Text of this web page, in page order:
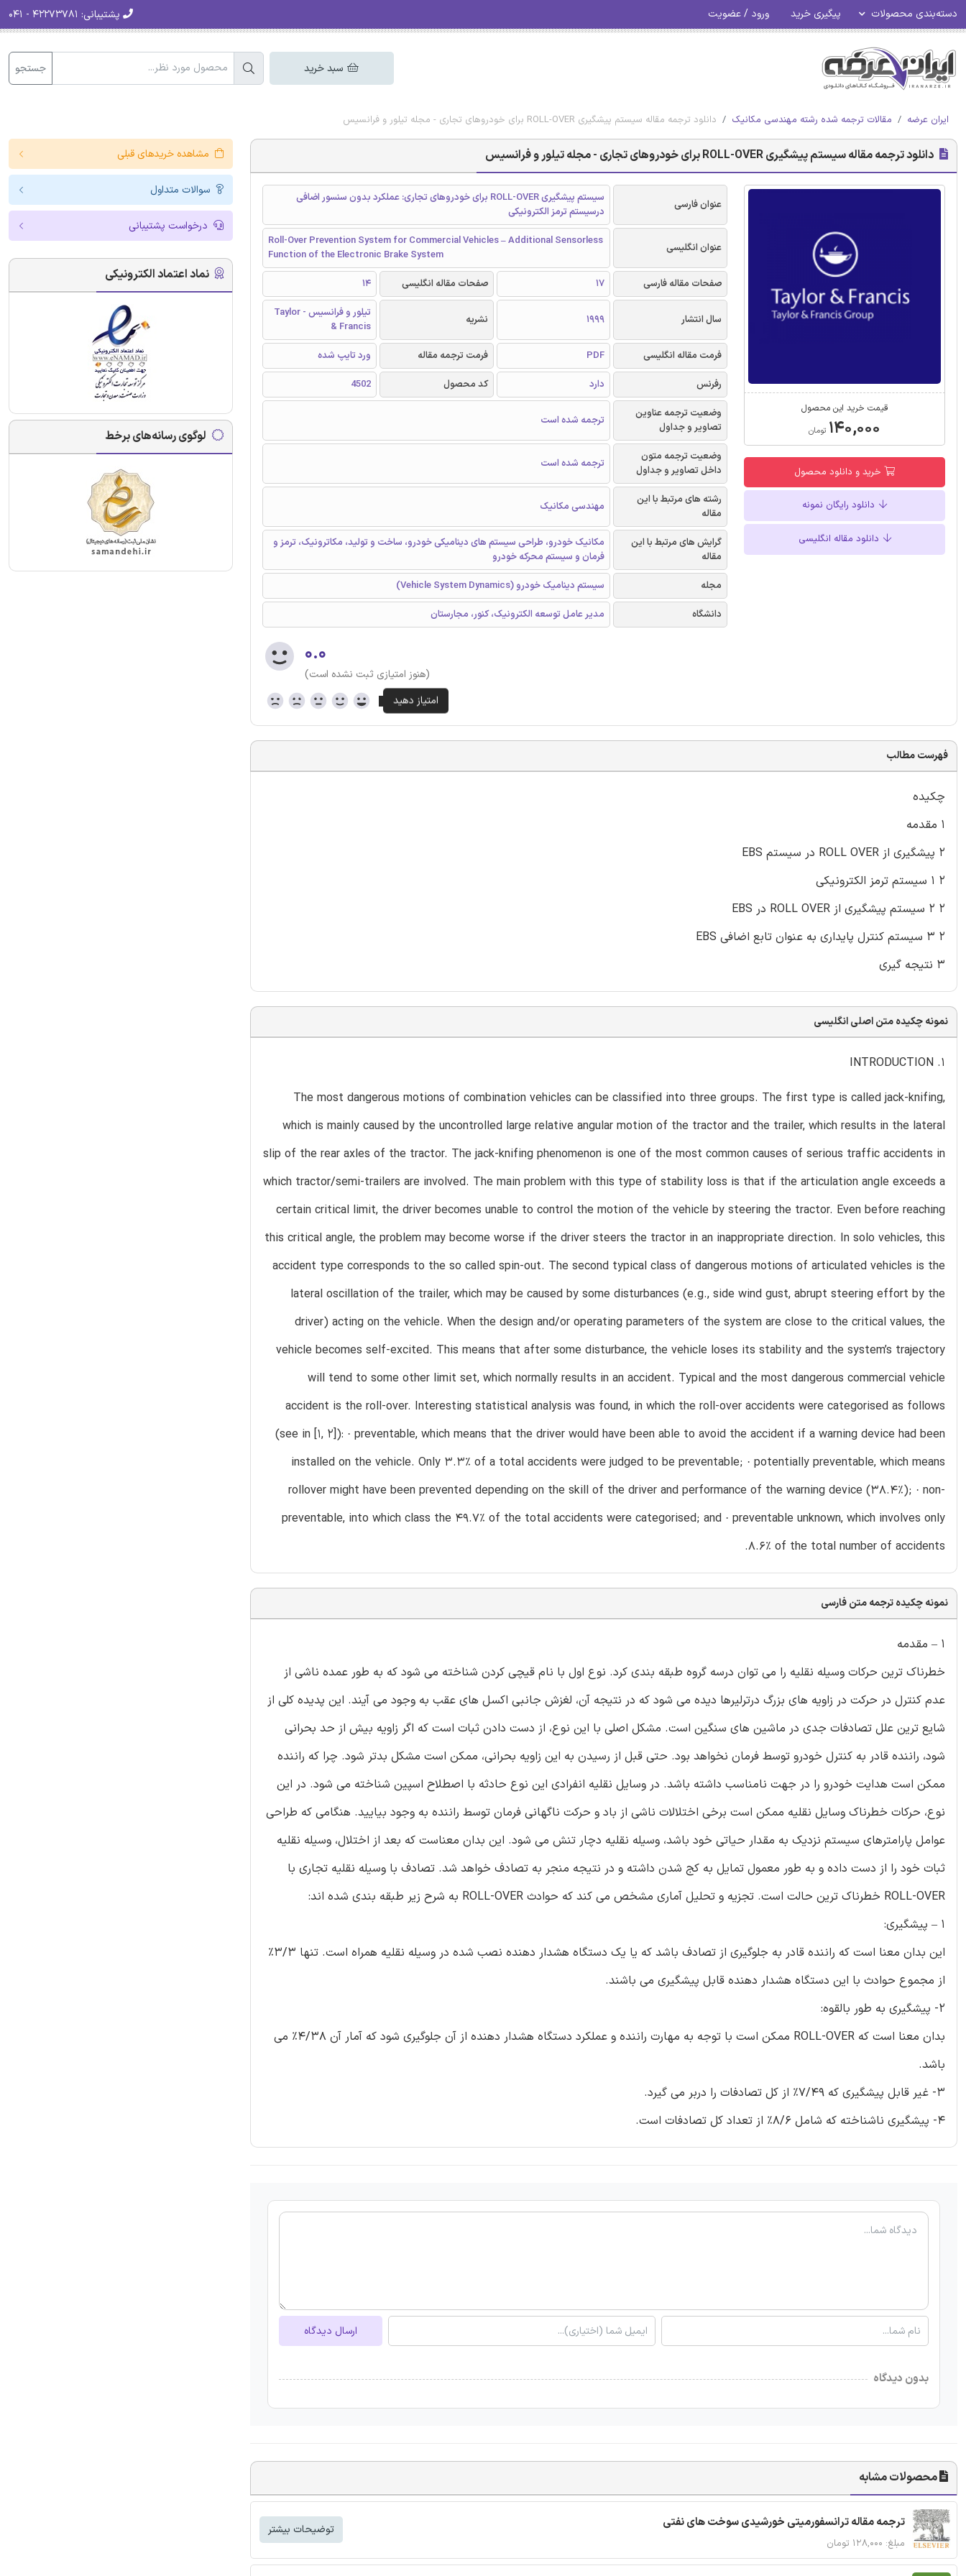
دسته‌بندی محصولات پیگیری خرید ورود / عضویت پشتیبانی:
سبد خرید جستجو
ایران عرضه مقالات ترجمه شده رشته مهندسی مکانیک دانلود ترجمه مقاله سیستم پیشگیری ROLL-OVER برای خودروهای تجاری - مجله تیلور و فرانسیس
دانلود ترجمه مقاله سیستم پیشگیری ROLL-OVER برای خودروهای تجاری - مجله تیلور و فرانسیس
قیمت خرید این محصول
۱۴۰,۰۰۰ تومان
خرید و دانلود محصول
دانلود رایگان نمونه
دانلود مقاله انگلیسی
عنوان فارسی
سیستم پیشگیری ROLL-OVER برای خودروهای تجاری: عملکرد بدون سنسور اضافی
درسیستم ترمز الکترونیکی
عنوان انگلیسی
Roll-Over Prevention System for Commercial Vehicles – Additional Sensorless
Function of the Electronic Brake System
صفحات مقاله فارسی
17 صفحات مقاله انگلیسی 14
سال انتشار 1999 نشریه
تیلور و فرانسیس - Taylor
& Francis
فرمت مقاله انگلیسی
PDF فرمت ترجمه مقاله
ورد تایپ شده
رفرنس
دارد کد محصول
4502
وضعیت ترجمه عناوین
تصاویر و جداول
ترجمه شده است
وضعیت ترجمه متون
داخل تصاویر و جداول
ترجمه شده است
رشته های مرتبط با این
مقاله
مهندسی مکانیک
گرایش های مرتبط با این
مقاله
مکانیک خودرو، طراحی سیستم های دینامیکی خودرو، ساخت و تولید، مکاترونیک، ترمز و
فرمان و سیستم محرکه خودرو
مجله
سیستم دینامیک خودرو (Vehicle System Dynamics)
دانشگاه
مدیر عامل توسعه الکترونیک، کنور، مجارستان
۰.۰
(هنوز امتیازی ثبت نشده است)
فهرست مطالب
چکیده
۱ مقدمه
۲ پیشگیری از ROLL OVER در سیستم EBS
۲ ۱ سیستم ترمز الکترونیکی
۲ ۲ سیستم پیشگیری از ROLL OVER در EBS
۲ ۳ سیستم کنترل پایداری به عنوان تابع اضافی EBS
۳ نتیجه گیری
نمونه چکیده متن اصلی انگلیسی
1. INTRODUCTION
The most dangerous motions of combination vehicles can be classified into three groups. The first type is called jack-knifing,
which is mainly caused by the uncontrolled large relative angular motion of the tractor and the trailer, which results in the lateral
slip of the rear axles of the tractor. The jack-knifing phenomenon is one of the most common causes of serious traffic accidents in
which tractor/semi-trailers are involved. The main problem with this type of stability loss is that if the articulation angle exceeds a
certain critical limit, the driver becomes unable to control the motion of the vehicle by steering the tractor. Even before reaching
this critical angle, the problem may become worse if the driver steers the tractor in an inappropriate direction. In solo vehicles, this
accident type corresponds to the so called spin-out. The second typical class of dangerous motions of articulated vehicles is the
lateral oscillation of the trailer, which may be caused by some disturbances (e.g., side wind gust, abrupt steering effort by the
driver) acting on the vehicle. When the design and/or operating parameters of the system are close to the critical values, the
vehicle becomes self-excited. This means that after some disturbance, the vehicle loses its stability and the system’s trajectory
will tend to some other limit set, which normally results in an accident. Typical and the most dangerous commercial vehicle
accident is the roll-over. Interesting statistical analysis was found, in which the roll-over accidents were categorised as follows
(see in [1, 2]): · preventable, which means that the driver would have been able to avoid the accident if a warning device had been
installed on the vehicle. Only 3.3% of a total accidents were judged to be preventable; · potentially preventable, which means
rollover might have been prevented depending on the skill of the driver and performance of the warning device (38.4%); · non-
preventable, into which class the 49.7% of the total accidents were categorised; and · preventable unknown, which involves only
8.6% of the total number of accidents.
نمونه چکیده ترجمه متن فارسی
1 – مقدمه
خطرناک ترین حرکات وسیله نقلیه را می توان درسه گروه طبقه بندی کرد. نوع اول با نام قیچی کردن شناخته می شود که به طور عمده ناشی از
عدم کنترل در حرکت در زاویه های بزرگ درترلیرها دیده می شود که در نتیجه آن، لغزش جانبی اکسل های عقب به وجود می آیند. این پدیده کلی از
شایع ترین علل تصادفات جدی در ماشین های سنگین است. مشکل اصلی با این نوع، از دست دادن ثبات است که اگر زاویه بیش از حد بحرانی
شود، راننده قادر به کنترل خودرو توسط فرمان نخواهد بود. حتی قبل از رسیدن به این زاویه بحرانی، ممکن است مشکل بدتر شود. چرا که راننده
ممکن است هدایت خودرو را در جهت نامناسب داشته باشد. در وسایل نقلیه انفرادی این نوع حادثه با اصطلاح اسپین شناخته می شود. در این
نوع، حرکات خطرناک وسایل نقلیه ممکن است برخی اختلالات ناشی از باد و حرکت ناگهانی فرمان توسط راننده به وجود بیایید. هنگامی که طراحی
عوامل پارامترهای سیستم نزدیک به مقدار حیاتی خود باشد، وسیله نقلیه دچار تنش می شود. این بدان معناست که بعد از اختلال، وسیله نقلیه
ثبات خود را از دست داده و به طور معمول تمایل به کج شدن داشته و در نتیجه منجر به تصادف خواهد شد. تصادف با وسیله نقلیه تجاری با
ROLL-OVER خطرناک ترین حالت است. تجزیه و تحلیل آماری مشخص می کند که حوادث ROLL-OVER به شرح زیر طبقه بندی شده اند:
1 – پیشگیری:
این بدان معنا است که راننده قادر به جلوگیری از تصادف باشد که یا یک دستگاه هشدار دهنده نصب شده در وسیله نقلیه همراه است. تنها 3/3%
از مجموع حوادث با این دستگاه هشدار دهنده قابل پیشگیری می باشند.
2- پیشگیری به طور بالقوه:
بدان معنا است که ROLL-OVER ممکن است با توجه به مهارت راننده و عملکرد دستگاه هشدار دهنده از آن جلوگیری شود که آمار آن 4/38% می
باشد.
3- غیر قابل پیشگیری که 7/49% از کل تصادفات را دربر می گیرد.
4- پیشگیری ناشناخته که شامل 8/6% از تعداد کل تصادفات است.
ارسال دیدگاه
بدون دیدگاه
محصولات مشابه
ترجمه مقاله ترانسفورمیتی خورشیدی سوخت های نفتی
مبلغ: ۱۲۸,۰۰۰ تومان
توضیحات بیشتر
مشاهده خریدهای قبلی
سوالات متداول
درخواست پشتیبانی
نماد اعتماد الکترونیکی
لوگوی رسانه‌های برخط